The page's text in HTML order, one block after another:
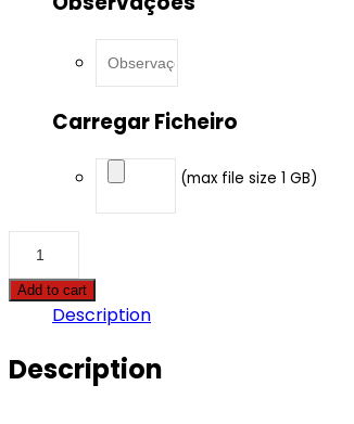
Carregar Ficheiro
(max file size 1 GB)
Romeo
-
Giulia
V6
GTA
Add to cart
Description
Description